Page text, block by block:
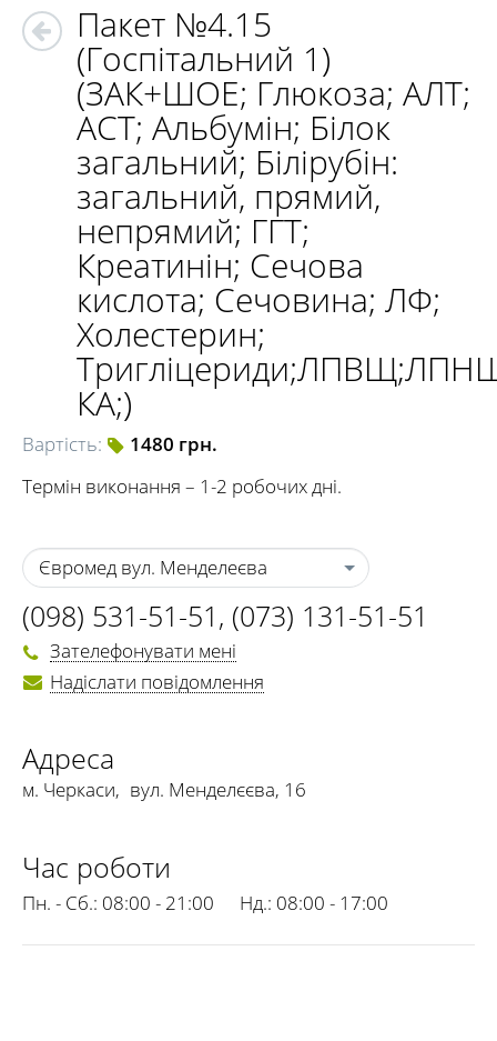
Пакет №4.15
(Госпітальний 1)
(ЗАК+ШОЕ; Глюкоза; АЛТ;
АСТ; Альбумін; Білок
загальний; Білірубін:
загальний, прямий,
непрямий; ГГТ;
Креатинін; Сечова
кислота; Сечовина; ЛФ;
Холестерин;
КА;)
Вартість:
1480 грн.
Термін виконання – 1-2 робочих дні.
Євромед вул. Менделеєва
(098) 531-51-51, (073) 131-51-51
Зателефонувати мені
Надіслати повідомлення
Адреса
м. Черкаси, вул. Менделєєва, 16
Час роботи
Пн. - Сб.: 08:00 - 21:00 Нд.: 08:00 - 17:00